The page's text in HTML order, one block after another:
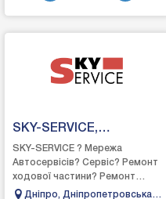
SKY-SERVICE,
Автосервіс Дніпро
SKY-SERVICE ? Мережа
Автосервісів? Сервіс? Ремонт
ходової частини? Ремонт
двигунів⚡ Автоелектрик❄
Дніпро, Дніпропетровська